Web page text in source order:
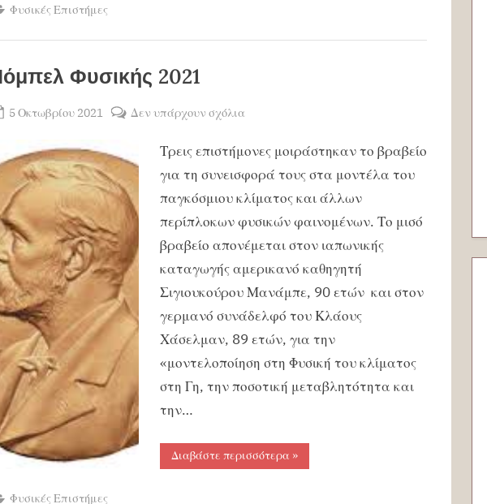
Φυσικές Επιστήμες
Φυσικής 2021
Posted
5 Οκτωβρίου 2021
ΜΑΝΤΑΦΟΥΝΗΣ
Δεν υπάρχουν σχόλια
Φυσικής
2021
Τρεις επιστήμονες μοιράστηκαν το βραβείο
για τη συνεισφορά τους στα μοντέλα του
παγκόσμιου κλίματος και άλλων
περίπλοκων φυσικών φαινομένων. Το μισό
βραβείο απονέμεται στον ιαπωνικής
καταγωγής αμερικανό καθηγητή
Σιγιουκούρου Μανάμπε, 90 ετών και στον
γερμανό συνάδελφό του Κλάους
Χάσελμαν, 89 ετών, για την
«μοντελοποίηση στη Φυσική του κλίματος
στη Γη, την ποσοτική μεταβλητότητα και
την…
Διαβάστε περισσότερα“Νόμπελ
Φυσικής
»
Φυσικές Επιστήμες